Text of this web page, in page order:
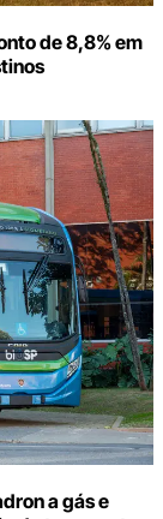
de 8,8% em
a gás e